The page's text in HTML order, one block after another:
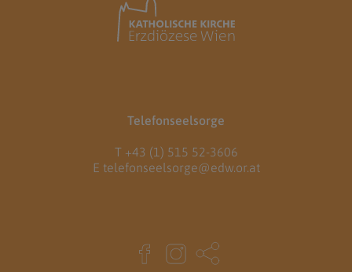
Telefonseelsorge
T +43 (1) 515 52-3606
E telefonseelsorge@edw.or.at